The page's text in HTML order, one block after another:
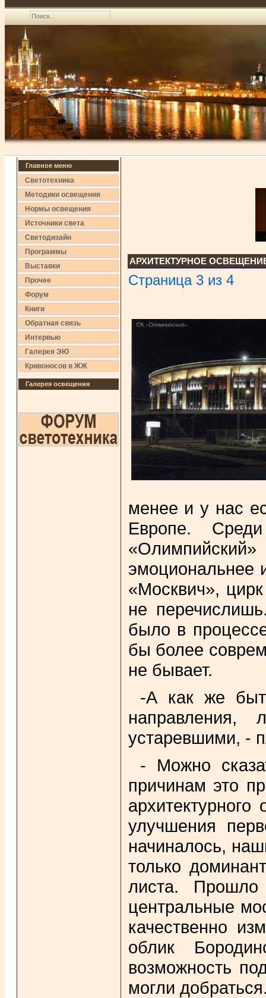
Главное меню
Светотехника
Методики освещения
Нормы освещения
Источники света
Светодизайн
Программы
Выставки
Прочее
Форум
Книги
Обратная связь
Интервью
Галерея ЭЮ
Кривоносов в ЖЖ
Галерея освещения
АРХИТЕКТУРНОЕ
Страница 3 из 4
менее и у нас
Европе.
эмоциональнее
«Москвич»,
не
было в
бы более
не бывает.
-А как же
направления,
устаревшими, -
- Можно
причинам это
улучшения
начиналось,
только
листа.
центральные
качественно
облик
возможность
могли